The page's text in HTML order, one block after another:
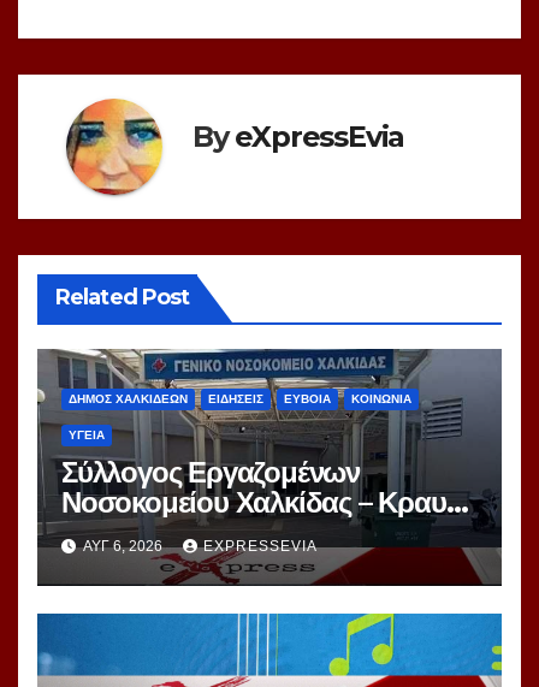
ByeXpressEvia
Related Post
ΔΗΜΟΣ ΧΑΛΚΙΔΕΩΝ ΕΙΔΗΣΕΙΣ ΕΥΒΟΙΑ ΚΟΙΝΩΝΙΑ
ΥΓΕΙΑ
Σύλλογος Εργαζομένων
Νοσοκομείου Χαλκίδας – Κραυγή
Αγωνίας
ΑΥΓ 6, 2026 EXPRESSEVIA